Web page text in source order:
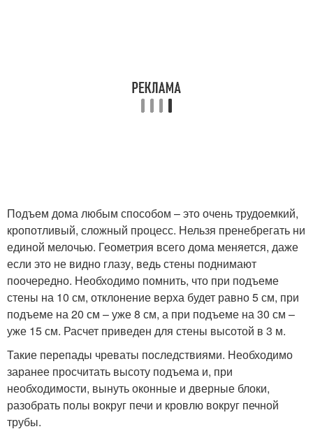
Подъем дома любым способом – это очень трудоемкий,
кропотливый, сложный процесс. Нельзя пренебрегать ни
единой мелочью. Геометрия всего дома меняется, даже
если это не видно глазу, ведь стены поднимают
поочередно. Необходимо помнить, что при подъеме
стены на 10 см, отклонение верха будет равно 5 см, при
подъеме на 20 см – уже 8 см, а при подъеме на 30 см –
уже 15 см. Расчет приведен для стены высотой в 3 м.
Такие перепады чреваты последствиями. Необходимо
заранее просчитать высоту подъема и, при
необходимости, вынуть оконные и дверные блоки,
разобрать полы вокруг печи и кровлю вокруг печной
трубы.